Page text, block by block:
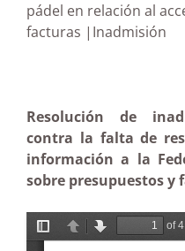
pádel en relación al
facturas
Resolución de
contra la falta de
información a la
sobre presupuestos y